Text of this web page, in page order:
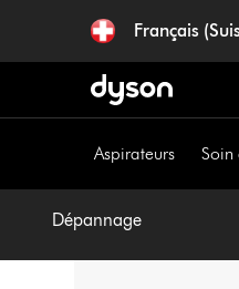
pages
Français
Aspirateurs Soin
Dépannage